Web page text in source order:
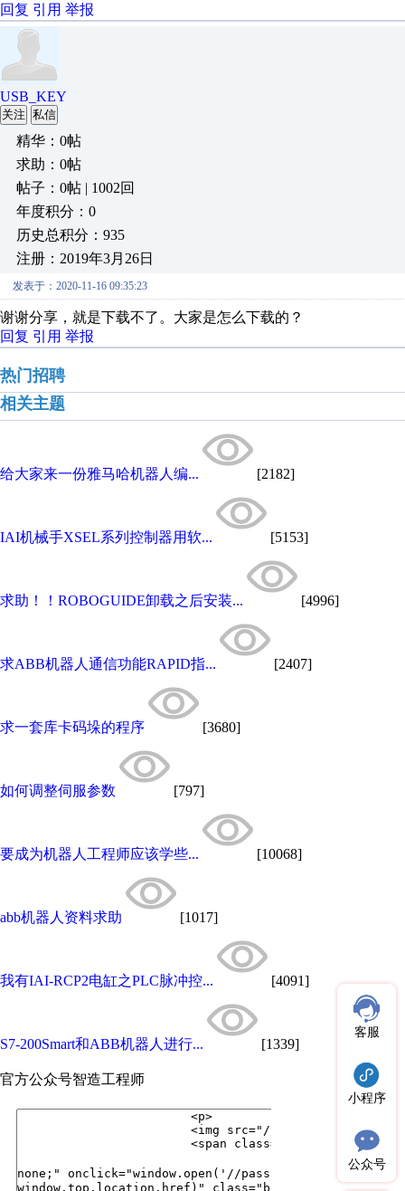
回复 引用 举报
USB_KEY
关注 私信
精华：0帖
求助：0帖
帖子：0帖 | 1002回
年度积分：0
历史总积分：935
注册：2019年3月26日
发表于：2020-11-16 09:35:23
谢谢分享，就是下载不了。大家是怎么下载的？
回复 引用 举报
热门招聘
相关主题
给大家来一份雅马哈机器人编... [2182]
IAI机械手XSEL系列控制器用软... [5153]
求助！！ROBOGUIDE卸载之后安装... [4996]
求ABB机器人通信功能RAPID指... [2407]
求一套库卡码垛的程序 [3680]
如何调整伺服参数 [797]
要成为机器人工程师应该学些... [10068]
abb机器人资料求助 [1017]
我有IAI-RCP2电缸之PLC脉冲控... [4091]
S7-200Smart和ABB机器人进行... [1339]
官方公众号智造工程师
客服
小程序
公众号